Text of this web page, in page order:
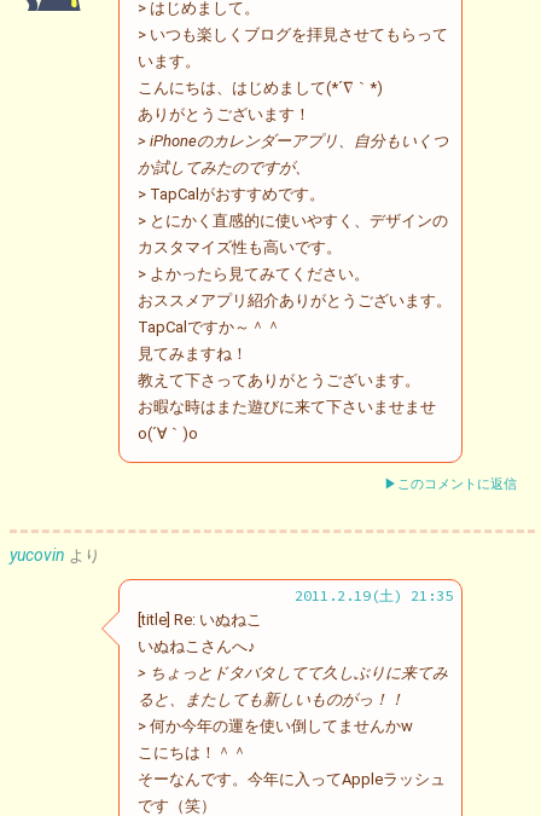
> はじめまして。
> いつも楽しくブログを拝見させてもらって
います。
こんにちは、はじめまして(*´∇｀*)
ありがとうございます！
> iPhoneのカレンダーアプリ、自分もいくつ
か試してみたのですが、
> TapCalがおすすめです。
> とにかく直感的に使いやすく、デザインの
カスタマイズ性も高いです。
> よかったら見てみてください。
おススメアプリ紹介ありがとうございます。
TapCalですか～＾＾
見てみますね！
教えて下さってありがとうございます。
お暇な時はまた遊びに来て下さいませませ
o(´∀｀)o
▶このコメントに返信
yucovin より
2011.2.19(土) 21:35
[title] Re: いぬねこ
いぬねこさんへ♪
> ちょっとドタバタしてて久しぶりに来てみ
ると、またしても新しいものがっ！！
> 何か今年の運を使い倒してませんかw
こにちは！＾＾
そーなんです。今年に入ってAppleラッシュ
です（笑）